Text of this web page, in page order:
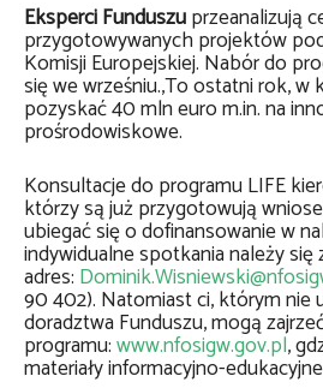
Eksperci Funduszuprzeanalizują
przygotowywanych projektów
Komisji Europejskiej. Nabór do
się we wrześniu.,To ostatni rok,
pozyskać 40 mln euro m.in. na
prośrodowiskowe.
Konsultacje do programu LIFE
którzy są już przygotowują
ubiegać się o dofinansowanie w
indywidualne spotkania należy się
adres:
90 402). Natomiast ci, którym nie
doradztwa Funduszu, mogą
programu:www.nfosigw.gov.pl,
materiały informacyjno-